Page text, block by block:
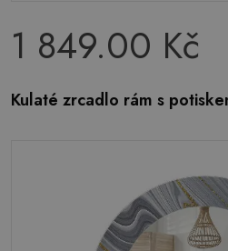
1 849.00 Kč
Kulaté zrcadlo rám s